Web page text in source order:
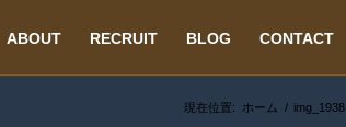
ABOUT RECRUIT BLOG CONTACT
現在位置: ホーム / img_1938